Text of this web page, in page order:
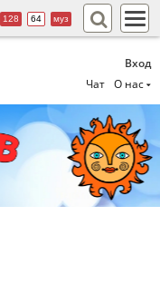
Вход
Чат
О нас
128 64 муз